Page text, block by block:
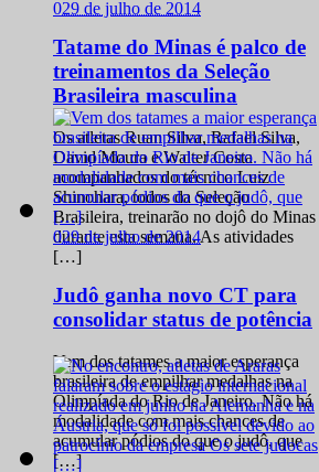
029 de julho de 2014
Tatame do Minas é palco de
treinamentos da Seleção
Brasileira masculina
Os atletas Ruan Silva, Rafael Silva,
David Moura e Walter Costa
acompanhados do técnico Luiz
Shinohara, todos da Seleção
Brasileira, treinarão no dojô do Minas
durante esta semana. As atividades
[…]
029 de julho de 2014
Judô ganha novo CT para
consolidar status de potência
Vem dos tatames a maior esperança
brasileira de empilhar medalhas na
Olimpíada do Rio de Janeiro. Não há
modalidade com mais chances de
acumular pódios do que o judô, que
[…]